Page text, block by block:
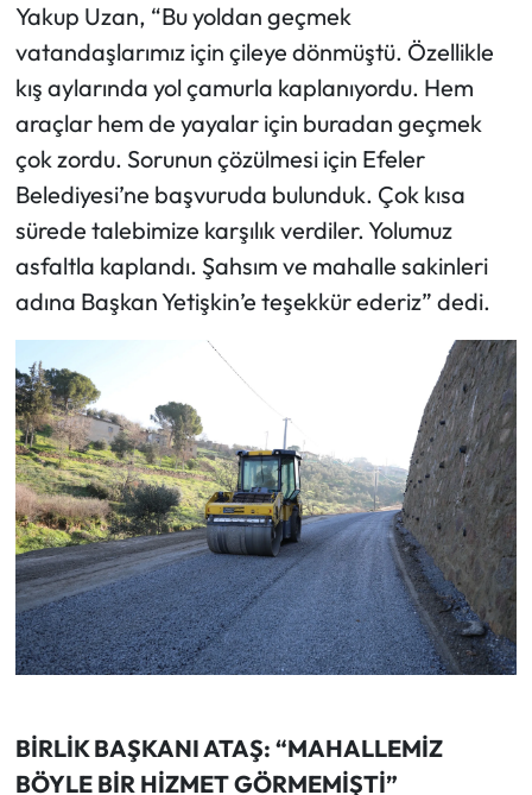
Yakup Uzan, “Bu yoldan geçmek
vatandaşlarımız için çileye dönmüştü. Özellikle
kış aylarında yol çamurla kaplanıyordu. Hem
araçlar hem de yayalar için buradan geçmek
çok zordu. Sorunun çözülmesi için Efeler
Belediyesi’ne başvuruda bulunduk. Çok kısa
sürede talebimize karşılık verdiler. Yolumuz
asfaltla kaplandı. Şahsım ve mahalle sakinleri
adına Başkan Yetişkin’e teşekkür ederiz” dedi.
BİRLİK BAŞKANI ATAŞ: “MAHALLEMİZ
BÖYLE BİR HİZMET GÖRMEMİŞTİ”